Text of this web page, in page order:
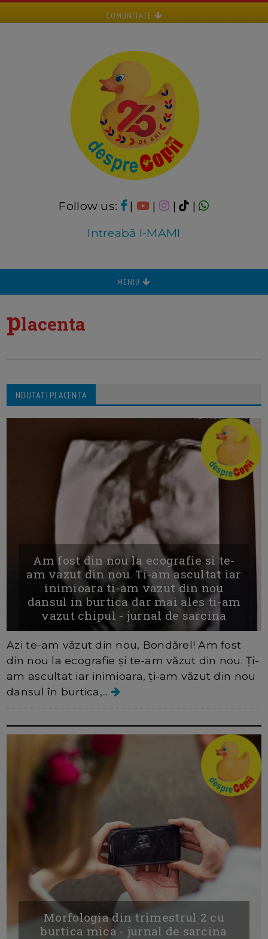
COMUNITATE
Follow us: | | |
|
Intreabă I-MAMI
MENIU
placenta
NOUTATI PLACENTA
Am fost din nou la ecografie si te-
am vazut din nou. Ti-am ascultat iar
inimioara ti-am vazut din nou
dansul in burtica dar mai ales ti-am
vazut chipul - jurnal de sarcina
Azi te-am văzut din nou, Bondărel! Am fost
din nou la ecografie și te-am văzut din nou. Ți-
am ascultat iar inimioara, ți-am văzut din nou
dansul în burtica,...
Morfologia din trimestrul 2 cu
burtica mica - jurnal de sarcina